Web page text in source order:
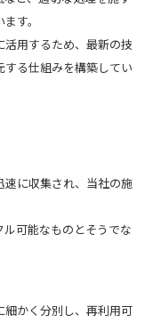
す。
用するため、最新の技
る仕組みを構築してい
に収集され、当社の施
可能なものとそうでな
かく分別し、再利用可